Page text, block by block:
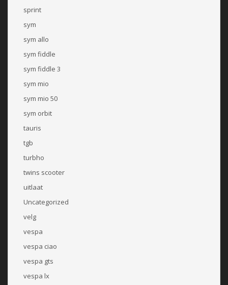
sprint
sym
sym allo
sym fiddle
sym fiddle 3
sym mio
sym mio 50
sym orbit
tauris
tgb
turbho
twins scooter
uitlaat
Uncategorized
velg
vespa
vespa ciao
vespa gts
vespa lx